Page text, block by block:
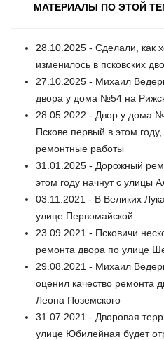
МАТЕРИАЛЫ ПО ЭТОЙ
28.10.2025 - Сделали, как
изменилось в псковских
27.10.2025 - Михаил
двора у дома №54 на
28.05.2022 - Двор у дома
Пскове первый в этом
ремонтные работы
31.01.2025 - Дорожный
этом году начнут с улицы
03.11.2021 - В Великих
улице Первомайской
23.09.2021 - Псковичи
ремонта двора по улице
29.08.2021 - Михаил
оценил качество ремонта
Леона Поземского
31.07.2021 - Дворовая
улице Юбилейная будет